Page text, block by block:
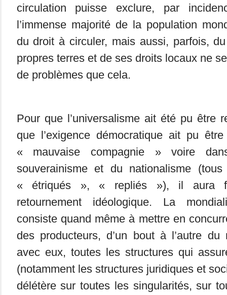
circulation puisse exclure, par
l’immense majorité de la population
du droit à circuler, mais aussi, parfois,
propres terres et de ses droits locaux ne
de problèmes que cela.
Pour que l’universalisme ait été pu être
que l’exigence démocratique ait pu
« mauvaise compagnie » voire
souverainisme et du nationalisme
« étriqués », « repliés »), il aura
retournement idéologique. La
consiste quand même à mettre en
des producteurs, d’un bout à l’autre
avec eux, toutes les structures qui
(notamment les structures juridiques et
délétère sur toutes les singularités, sur